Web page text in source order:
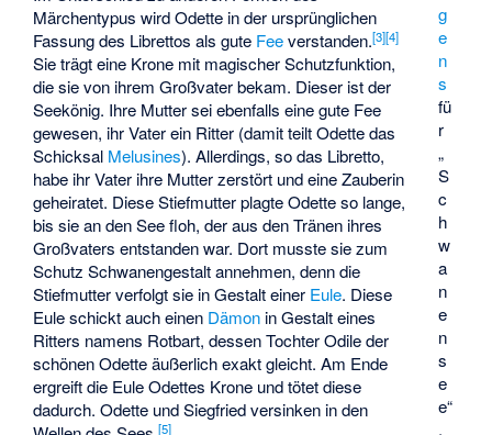
g
e
n
s
fü
r
„
S
c
h
w
a
n
e
n
s
e
e“
,
Märchentypus wird Odette in der ursprünglichen
Fassung des Librettos als gute Feeverstanden.[3][4]
Sie trägt eine Krone mit magischer Schutzfunktion,
die sie von ihrem Großvater bekam. Dieser ist der
Seekönig. Ihre Mutter sei ebenfalls eine gute Fee
gewesen, ihr Vater ein Ritter (damit teilt Odette das
Schicksal Melusines). Allerdings, so das Libretto,
habe ihr Vater ihre Mutter zerstört und eine Zauberin
geheiratet. Diese Stiefmutter plagte Odette so lange,
bis sie an den See floh, der aus den Tränen ihres
Großvaters entstanden war. Dort musste sie zum
Schutz Schwanengestalt annehmen, denn die
Stiefmutter verfolgt sie in Gestalt einer Eule. Diese
Eule schickt auch einen Dämon in Gestalt eines
Ritters namens Rotbart, dessen Tochter Odile der
schönen Odette äußerlich exakt gleicht. Am Ende
ergreift die Eule Odettes Krone und tötet diese
dadurch. Odette und Siegfried versinken in den
[5]